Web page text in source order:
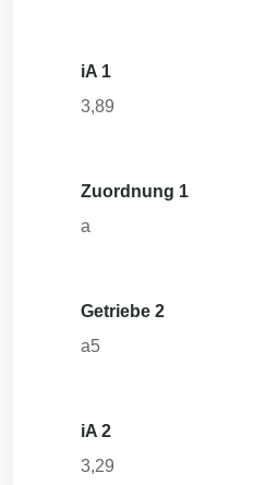
iA 1
3,89
Zuordnung 1
a
Getriebe 2
a5
iA 2
3,29